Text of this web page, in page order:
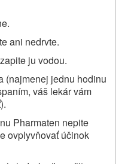
ani nedrvte.
ju vodou.
(najmenej jednu hodinu
, váš lekár vám
Pharmaten nepite
ovplyvňovať účinok